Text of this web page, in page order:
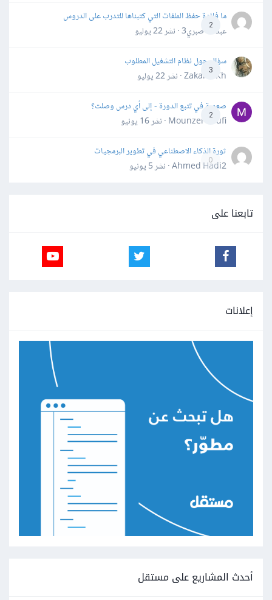
2
ما فائدة حفظ الملفات التي كتبناها للتدرب على الدروس
عبدالله صبري3 · نشر
22 يوليو
3
سؤال حول نظام التشغيل المطلوب
Zakaria Kh · نشر
22 يوليو
2
صعوبة في تتبع الدورة - إلى أي درس وصلت؟
Mounzer Soufi · نشر
16 يونيو
0
ثورة الذكاء الاصطناعي في تطوير البرمجيات
Ahmed Hadi2 · نشر
5 يونيو
تابعنا على
إعلانات
أحدث المشاريع على مستقل